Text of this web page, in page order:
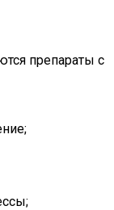
препараты с